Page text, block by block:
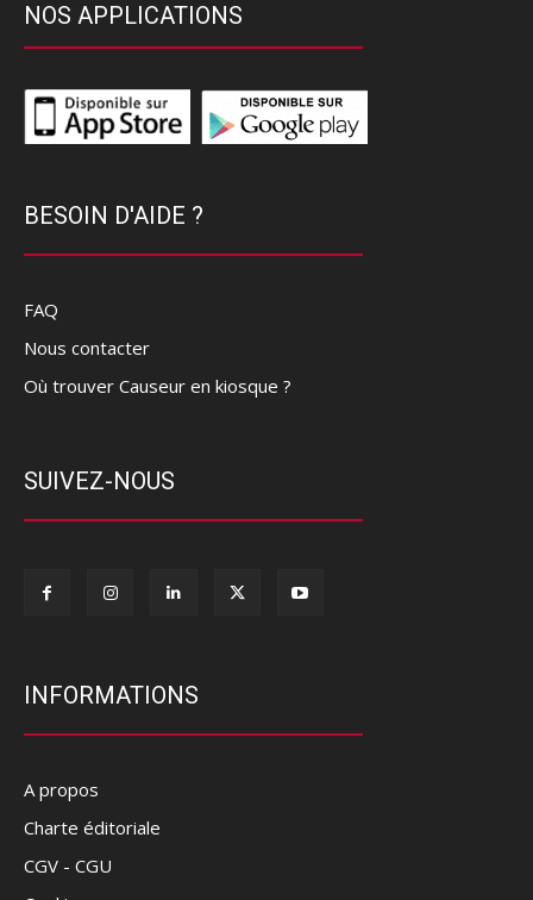
NOS APPLICATIONS
BESOIN D'AIDE ?
FAQ
Nous contacter
Où trouver Causeur en kiosque ?
SUIVEZ-NOUS
INFORMATIONS
A propos
Charte éditoriale
CGV - CGU